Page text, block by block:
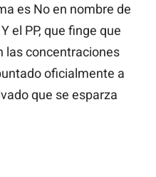
es No en nombre de
el PP, que finge que
las concentraciones
oficialmente a
que se esparza